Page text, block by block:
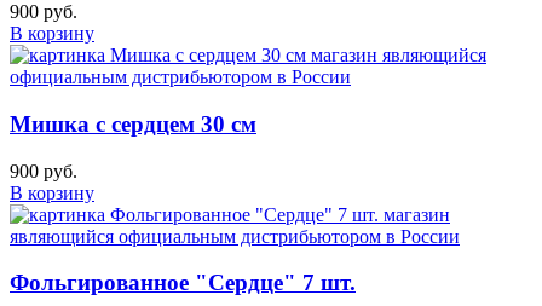
900 руб.
В корзину
Мишка с сердцем 30 см
900 руб.
В корзину
Фольгированное "Сердце" 7 шт.